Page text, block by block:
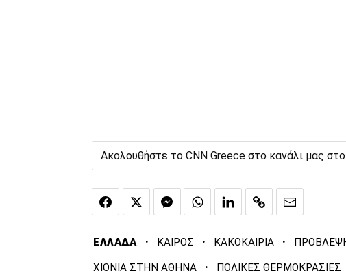
Ακολουθήστε το CNN Greece στο κανάλι μας στο
ΕΛΛΑΔΑ · ΚΑΙΡΟΣ · ΚΑΚΟΚΑΙΡΙΑ ·
ΧΙΟΝΙΑ ΣΤΗΝ ΑΘΗΝΑ · ΠΟΛΙΚΕΣ ΘΕΡΜΟΚΡΑΣΙΕΣ